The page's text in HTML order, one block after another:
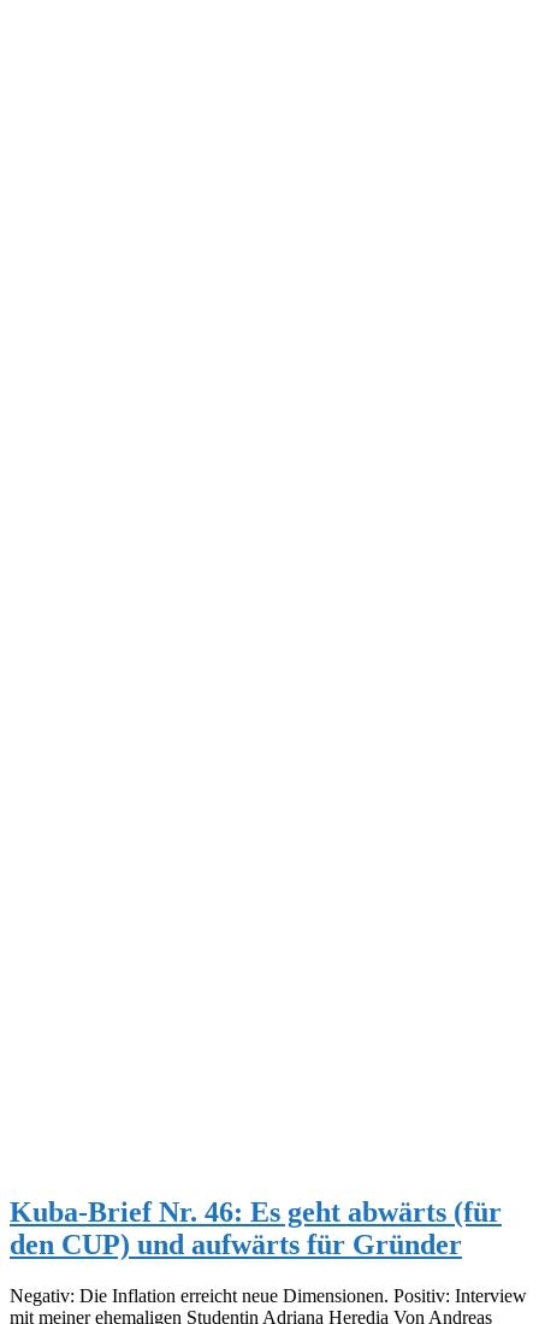
Kuba-Brief Nr. 46: Es geht abwärts (für
den CUP) und aufwärts für Gründer
Negativ: Die Inflation erreicht neue Dimensionen. Positiv: Interview
mit meiner ehemaligen Studentin Adriana Heredia Von Andreas